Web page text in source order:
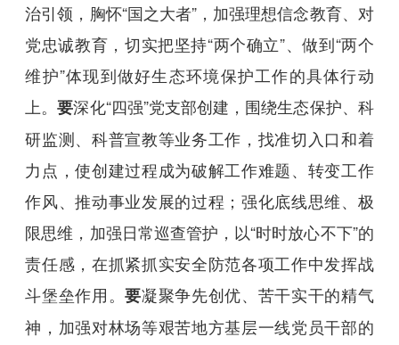
治引领，胸怀“国之大者”，加强理想信念教育、对
党忠诚教育，切实把坚持“两个确立”、做到“两个
维护”体现到做好生态环境保护工作的具体行动
上。要深化“四强”党支部创建，围绕生态保护、科
研监测、科普宣教等业务工作，找准切入口和着
力点，使创建过程成为破解工作难题、转变工作
作风、推动事业发展的过程；强化底线思维、极
限思维，加强日常巡查管护，以“时时放心不下”的
责任感，在抓紧抓实安全防范各项工作中发挥战
斗堡垒作用。要凝聚争先创优、苦干实干的精气
神，加强对林场等艰苦地方基层一线党员干部的